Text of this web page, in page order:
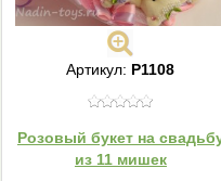
Артикул: Р1108
Розовый букет на
из 11 мишек